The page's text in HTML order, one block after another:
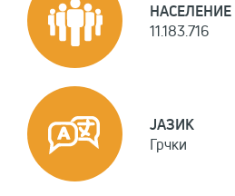
НАСЕЛЕНИЕ
11.183.716
ЈАЗИК
Грчки